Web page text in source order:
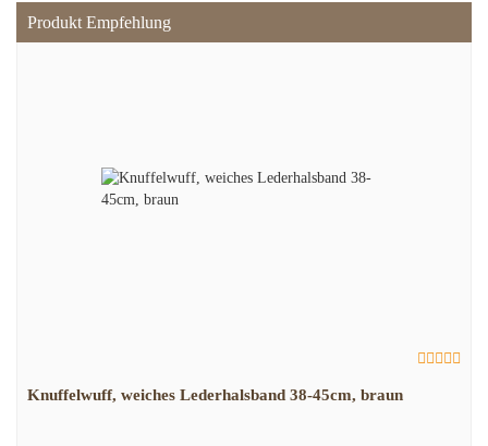
Produkt Empfehlung
Knuffelwuff, weiches Lederhalsband 38-45cm, braun